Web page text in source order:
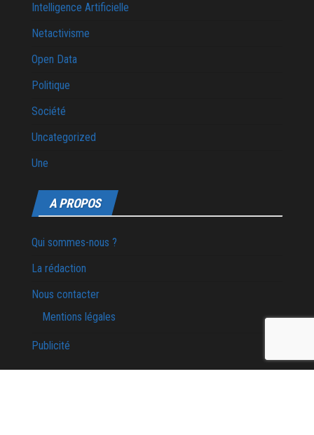
Intelligence Artificielle
Netactivisme
Open Data
Politique
Société
Uncategorized
Une
A PROPOS
Qui sommes-nous ?
La rédaction
Nous contacter
Mentions légales
Publicité